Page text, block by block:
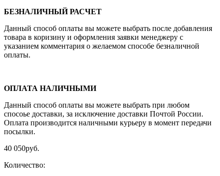
БЕЗНАЛИЧНЫЙ РАСЧЕТ
Данный способ оплаты вы можете выбрать после добавления
товара в коризину и оформления заявки менеджеру c
указанием комментария о желаемом способе безналичной
оплаты.
ОПЛАТА НАЛИЧНЫМИ
Данный способ оплаты вы можете выбрать при любом
спосоье доставки, за исключение доставки Почтой России.
Оплата производится наличными курьеру в момент передачи
посылки.
40 050руб.
Количество: